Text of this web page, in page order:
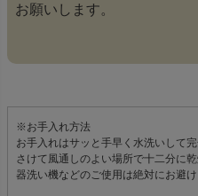
お願いします。
※お手入れ方法
お手入れはサッと手早く水洗いして
さけて風通しのよい場所で十二分に
器洗い機などのご使用は絶対にお避け